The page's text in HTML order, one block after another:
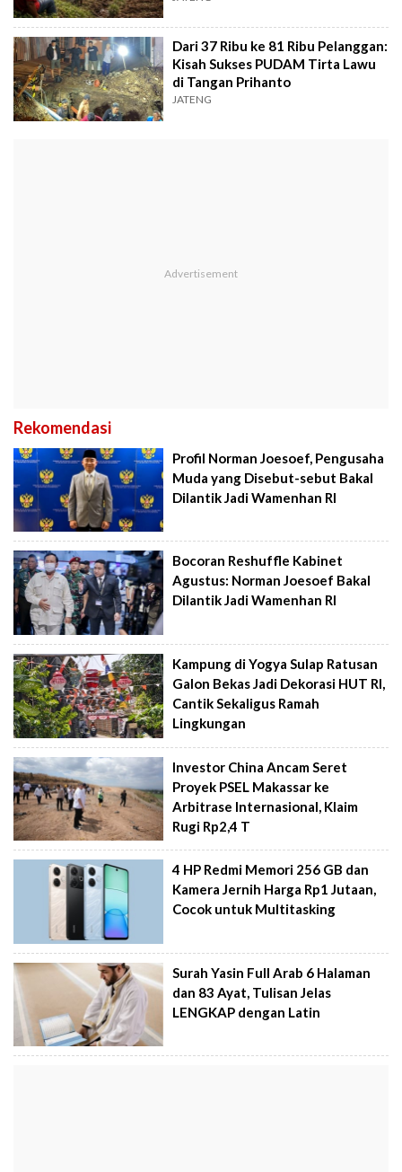
Dari 37 Ribu ke 81 Ribu Pelanggan:
Kisah Sukses PUDAM Tirta Lawu
di Tangan Prihanto
JATENG
Rekomendasi
Profil Norman Joesoef, Pengusaha
Muda yang Disebut-sebut Bakal
Dilantik Jadi Wamenhan RI
Bocoran Reshuffle Kabinet
Agustus: Norman Joesoef Bakal
Dilantik Jadi Wamenhan RI
Kampung di Yogya Sulap Ratusan
Galon Bekas Jadi Dekorasi HUT RI,
Cantik Sekaligus Ramah
Lingkungan
Investor China Ancam Seret
Proyek PSEL Makassar ke
Arbitrase Internasional, Klaim
Rugi Rp2,4 T
4 HP Redmi Memori 256 GB dan
Kamera Jernih Harga Rp1 Jutaan,
Cocok untuk Multitasking
Surah Yasin Full Arab 6 Halaman
dan 83 Ayat, Tulisan Jelas
LENGKAP dengan Latin